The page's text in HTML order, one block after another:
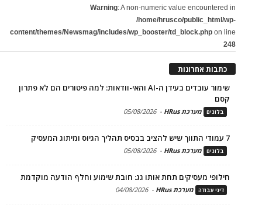
Warning: A non-numeric value encountered in
/home/hrusco/public_html/wp-
content/themes/Newsmag/includes/wp_booster/td_block.php on line
248
כתבות אחרונות
שימור עובדים בעידן ה-AI והאי-וודאות: למה פיטורים הם לא פתרון
קסם
בלוגים מערכת HRus -
05/08/2026
7 עמודי התווך שיש להציב בבסיס תהליך הגיוס ומיתוג המעסיק
בלוגים מערכת HRus -
05/08/2026
חילופי מעסיקים תחת אותו גג: חובת שימוע וחלף הודעה מוקדמת
דיני עבודה מערכת HRus -
04/08/2026